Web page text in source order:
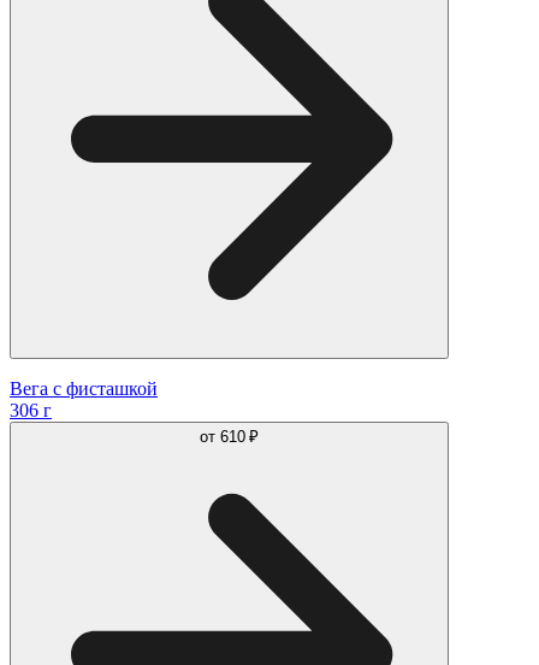
Вега с фисташкой
306 г
от 610 ₽